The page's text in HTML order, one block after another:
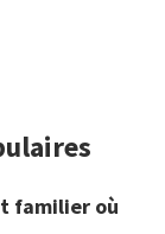
familier où